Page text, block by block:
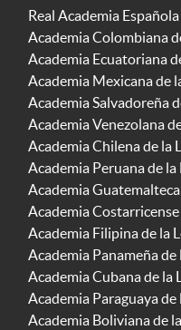
Real Academia Española
Academia Colombiana
Academia Ecuatoriana
Academia Mexicana de
Academia Salvadoreña
Academia Venezolana
Academia Chilena de la
Academia Peruana de la
Academia
Academia Costarricense
Academia Filipina de la
Academia Panameña de
Academia Cubana de la
Academia Paraguaya de
Academia Boliviana de